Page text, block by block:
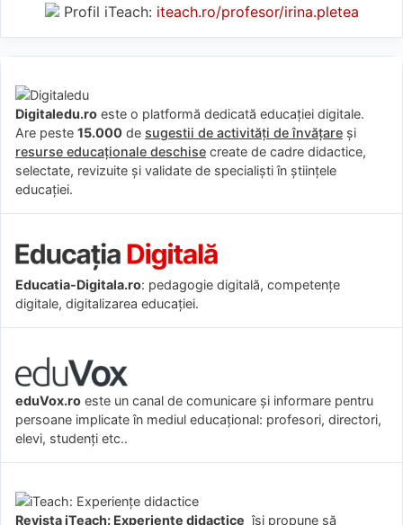
Profil iTeach: iteach.ro/profesor/irina.pletea
Digitaledu.ro este o platformă dedicată educației digitale.
Are peste 15.000 de sugestii de activități de învățare și
resurse educaționale deschise create de cadre didactice,
selectate, revizuite și validate de specialiști în științele
educației.
Educatia-Digitala.ro: pedagogie digitală, competențe
digitale, digitalizarea educației.
eduVox.ro este un canal de comunicare și informare pentru
persoane implicate în mediul educațional: profesori, directori,
elevi, studenți etc..
Revista iTeach: Experienţe didactice îşi propune să